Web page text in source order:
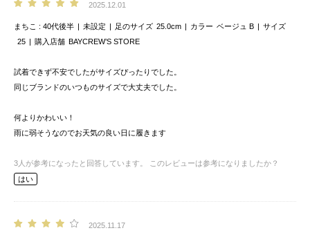
2025.12.01
まちこ 40代後半 未設定 足のサイズ 25.0cm カラー ベージュ B
サイズ
25
購入店舗 BAYCREW’S STORE
試着できず不安でしたがサイズぴったりでした。
同じブランドのいつものサイズで大丈夫でした。
何よりかわいい！
雨に弱そうなのでお天気の良い日に履きます
3 人が参考になったと回答しています。
このレビューは参考になりましたか？
はい
2025.11.17